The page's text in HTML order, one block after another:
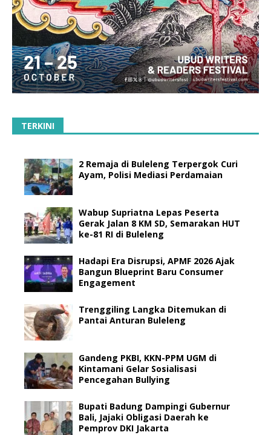
TERKINI
2 Remaja di Buleleng Terpergok Curi
Ayam, Polisi Mediasi Perdamaian
Wabup Supriatna Lepas Peserta
Gerak Jalan 8 KM SD, Semarakan HUT
ke-81 RI di Buleleng
Hadapi Era Disrupsi, APMF 2026 Ajak
Bangun Blueprint Baru Consumer
Engagement
Trenggiling Langka Ditemukan di
Pantai Anturan Buleleng
Gandeng PKBI, KKN-PPM UGM di
Kintamani Gelar Sosialisasi
Pencegahan Bullying
Bupati Badung Dampingi Gubernur
Bali, Jajaki Obligasi Daerah ke
Pemprov DKI Jakarta